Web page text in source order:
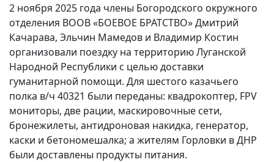
2 ноября 2025 года члены Богородского окружного
отделения ВООВ «БОЕВОЕ БРАТСТВО» Дмитрий
Качарава, Эльчин Мамедов и Владимир Костин
организовали поездку на территорию Луганской
Народной Республики с целью доставки
гуманитарной помощи. Для шестого казачьего
полка в/ч 40321 были переданы: квадрокоптер, FPV
мониторы, две рации, маскировочные сети,
бронежилеты, антидроновая накидка, генератор,
каски и бетономешалка; а жителям Горловки в ДНР
были доставлены продукты питания.